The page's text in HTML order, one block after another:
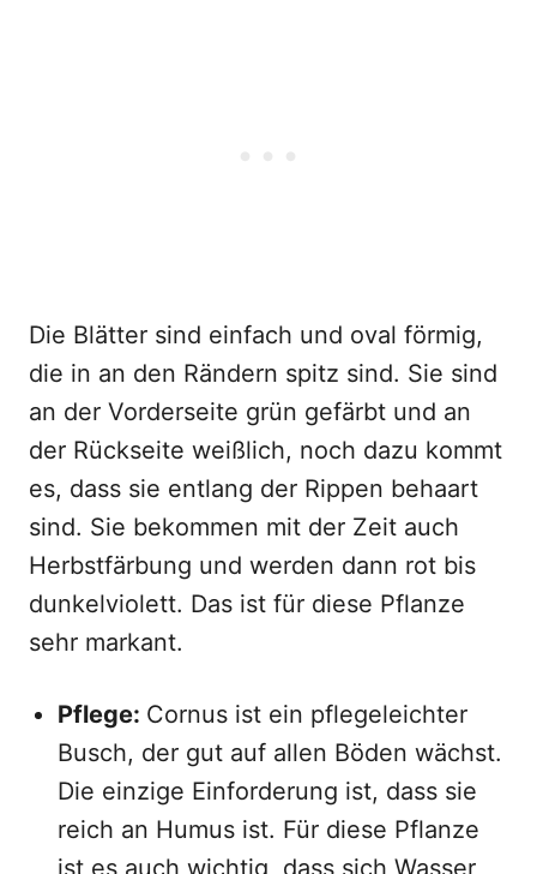
Die Blätter sind einfach und oval förmig,
die in an den Rändern spitz sind. Sie sind
an der Vorderseite grün gefärbt und an
der Rückseite weißlich, noch dazu kommt
es, dass sie entlang der Rippen behaart
sind. Sie bekommen mit der Zeit auch
Herbstfärbung und werden dann rot bis
dunkelviolett. Das ist für diese Pflanze
sehr markant.
Pflege: Cornus ist ein pflegeleichter
Busch, der gut auf allen Böden wächst.
Die einzige Einforderung ist, dass sie
reich an Humus ist. Für diese Pflanze
ist es auch wichtig, dass sich Wasser